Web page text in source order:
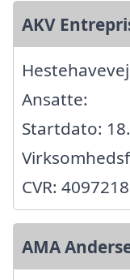
AKV
Ansatte:
Startdato:
CVR:
AMA